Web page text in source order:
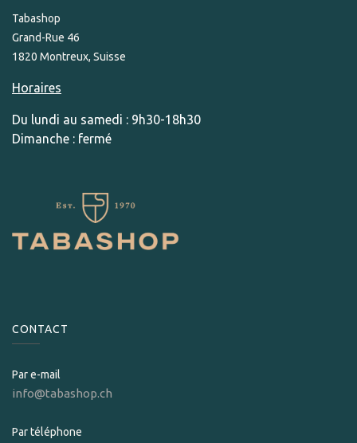
Tabashop
Grand-Rue 46
1820 Montreux, Suisse
Horaires
Du lundi au samedi : 9h30-18h30
Dimanche : fermé
CONTACT
Par e-mail
info@tabashop.ch
Par téléphone